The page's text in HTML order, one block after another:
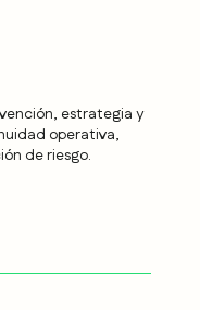
estrategia y
operativa,
de riesgo.